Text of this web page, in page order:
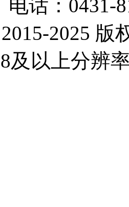
电话：0431-
2025 版
及以上分辨